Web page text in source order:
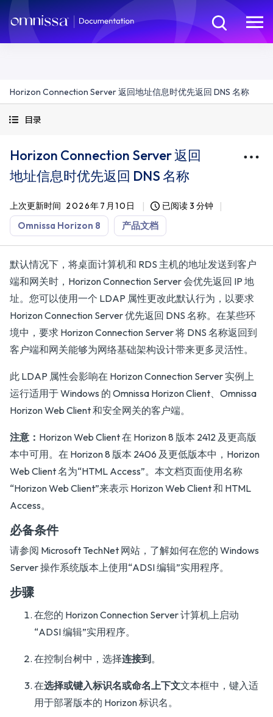
Horizon Connection Server 返回地址信息时优先返回 DNS 名称
目录
Horizon Connection Server 返回
地址信息时优先返回 DNS 名称
上次更新时间 2026年7月10日 已阅读 3 分钟
Omnissa Horizon 8 产品文档
默认情况下，将桌面计算机和 RDS 主机的地址发送到客户
端和网关时，Horizon Connection Server 会优先返回 IP 地
址。您可以使用一个 LDAP 属性更改此默认行为，以要求
Horizon Connection Server 优先返回 DNS 名称。在某些环
境中，要求 Horizon Connection Server 将 DNS 名称返回到
客户端和网关能够为网络基础架构设计带来更多灵活性。
此 LDAP 属性会影响在 Horizon Connection Server 实例上
运行适用于 Windows 的 Omnissa Horizon Client、Omnissa
Horizon Web Client 和安全网关的客户端。
注意： Horizon Web Client 在 Horizon 8 版本 2412 及更高版
本中可用。在 Horizon 8 版本 2406 及更低版本中，Horizon
Web Client 名为“HTML Access”。本文档页面使用名称
“Horizon Web Client”来表示 Horizon Web Client 和 HTML
Access。
必备条件
请参阅 Microsoft TechNet 网站，了解如何在您的 Windows
Server 操作系统版本上使用“ADSI 编辑”实用程序。
步骤
在您的 Horizon Connection Server 计算机上启动
“ADSI 编辑”实用程序。
在控制台树中，选择连接到 。
在选择或键入标识名或命名上下文文本框中，键入适
用于部署版本的 Horizon 标识名。